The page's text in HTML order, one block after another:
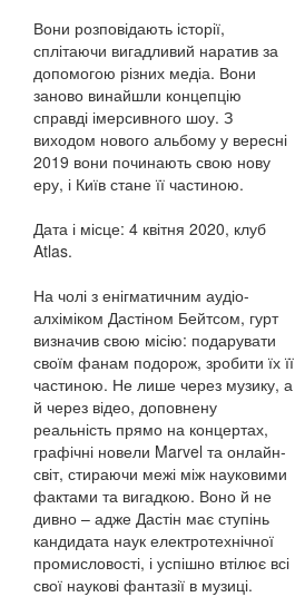
Вони розповідають історії,
сплітаючи вигадливий наратив за
допомогою різних медіа. Вони
заново винайшли концепцію
справді імерсивного шоу. З
виходом нового альбому у вересні
2019 вони починають свою нову
еру, і Київ стане її частиною.
Дата і місце: 4 квітня 2020, клуб
Atlas.
На чолі з енігматичним аудіо-
алхіміком Дастіном Бейтсом, гурт
визначив свою місію: подарувати
своїм фанам подорож, зробити їх її
частиною. Не лише через музику, а
й через відео, доповнену
реальність прямо на концертах,
графічні новели Marvel та онлайн-
світ, стираючи межі між науковими
фактами та вигадкою. Воно й не
дивно – адже Дастін має ступінь
кандидата наук електротехнічної
промисловості, і успішно втілює всі
свої наукові фантазії в музиці.